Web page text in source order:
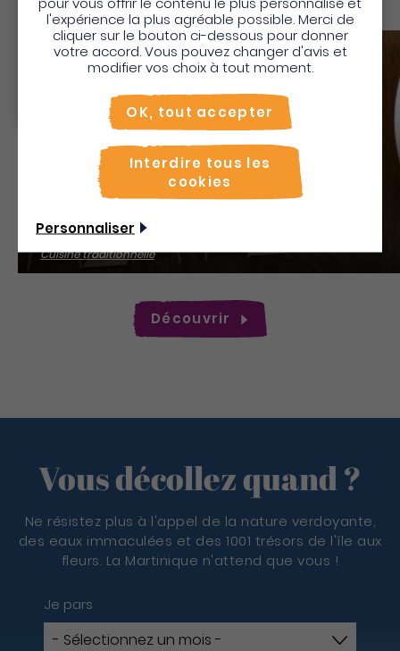
Domb'ox- Bar À Dombrés
Cuisine traditionnelle
Découvrir
Vous décollez quand ?
Ne résistez plus à l'appel de la nature verdoyante,
des eaux immaculées et des 1001 trésors de l'île aux
fleurs. La Martinique n'attend que vous !
Je pars
activités en quelques clics, activez le mode “sur
place”.
Utiliser le mode surplace
l'expérience la plus agréable possible. Merci de
cliquer sur le bouton ci-dessous pour donner
votre accord. Vous pouvez changer d'avis et
modifier vos choix à tout moment.
OK, tout accepter
Interdire tous les
cookies
Personnaliser